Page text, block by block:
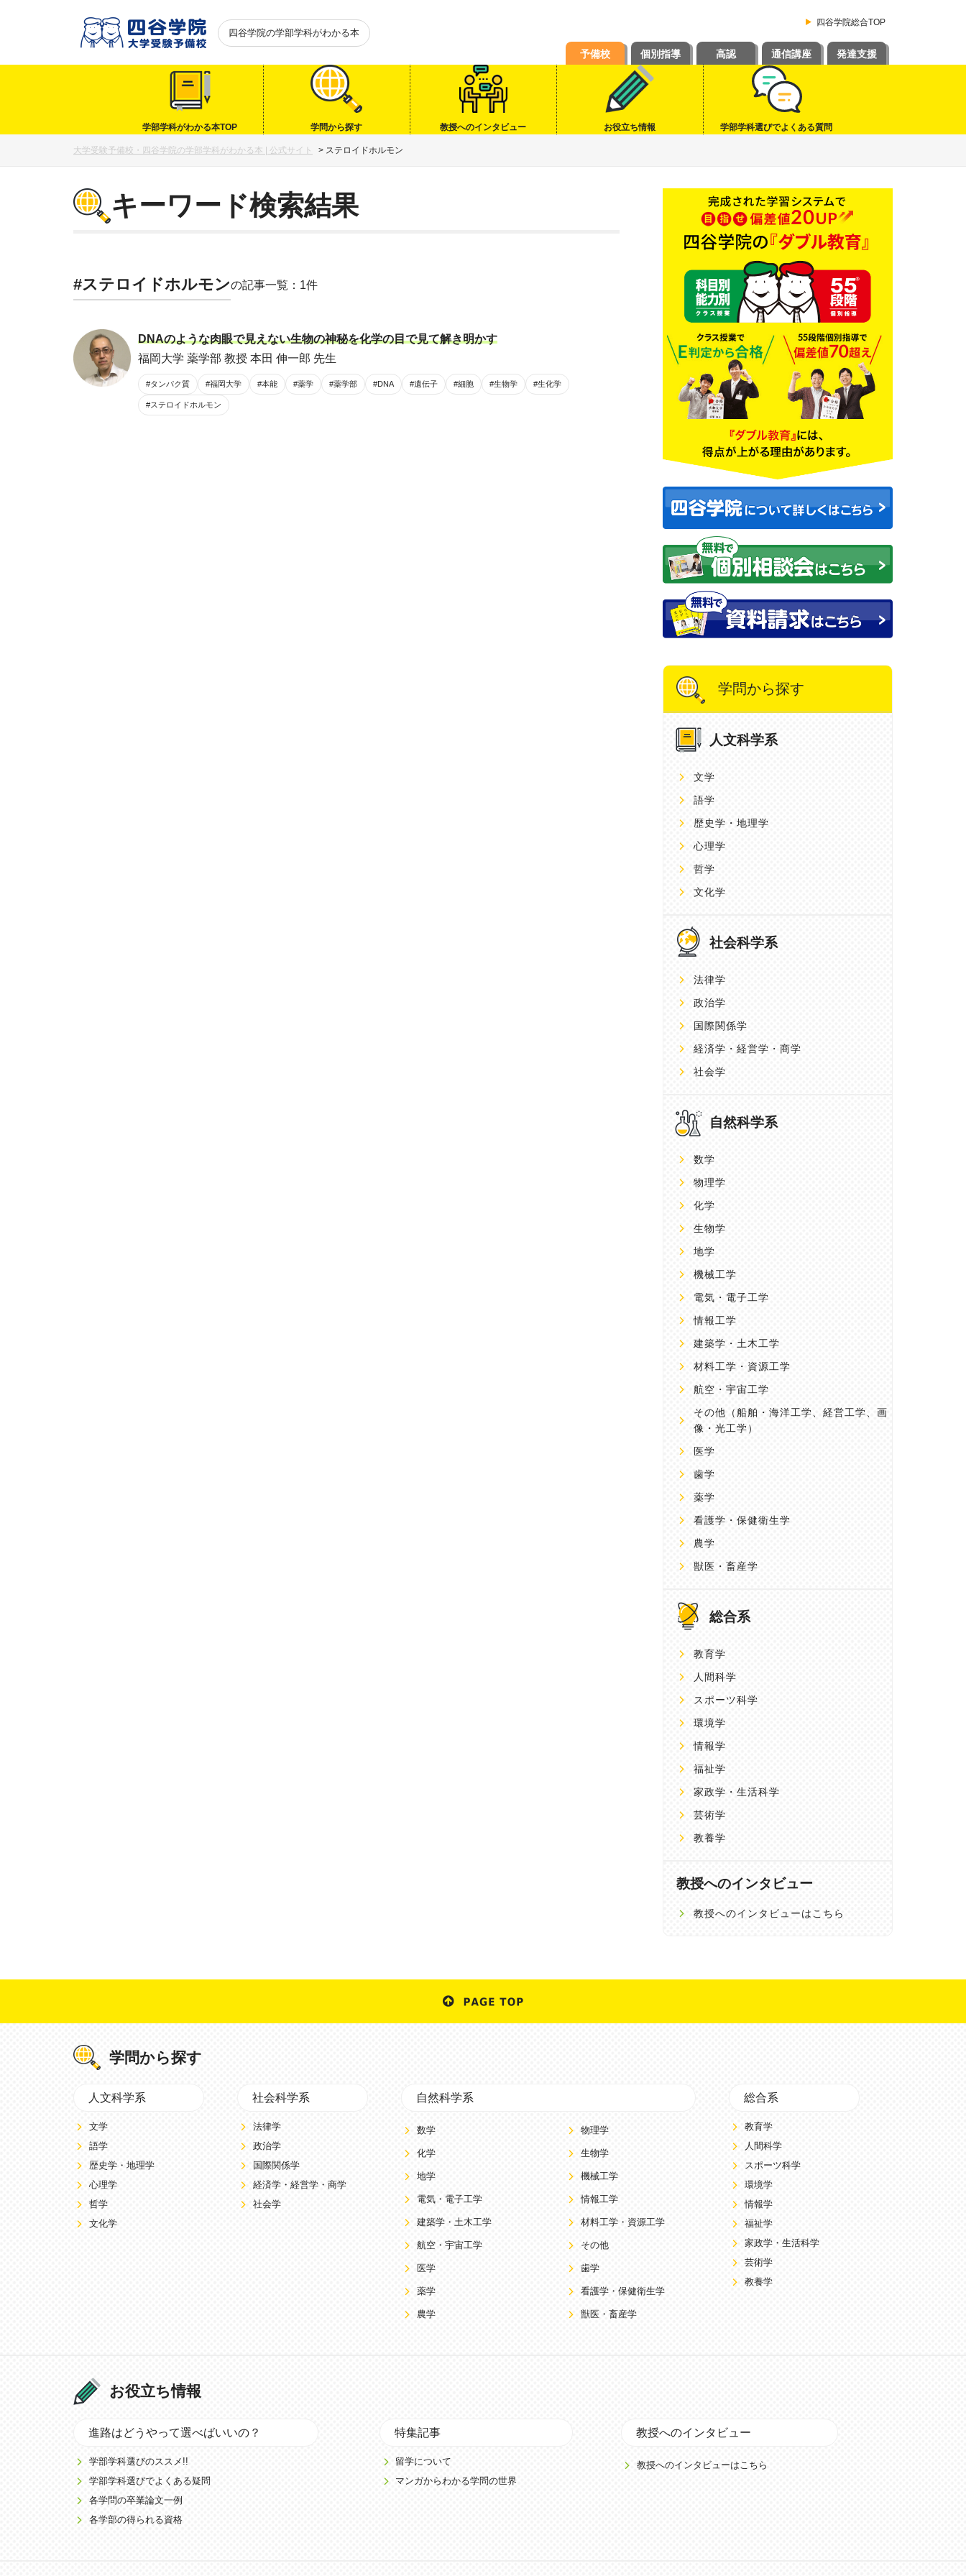
四谷学院の学部学科がわかる本
四谷学院総合TOP
予備校 個別指導 高認 通信講座 発達支援
学部学科がわかる本TOP 学問から探す 教授へのインタビュー お役立ち情報 学部学科選びでよくある質問
大学受験予備校・四谷学院の学部学科がわかる本 | 公式サイト > ステロイドホルモン
キーワード検索結果
#ステロイドホルモンの記事一覧：1件
DNAのような肉眼で見えない生物の神秘を化学の目で見て解き明かす
福岡大学 薬学部 教授 本田 伸一郎 先生
#タンパク質 #福岡大学 #本能 #薬学 #薬学部 #DNA #遺伝子 #細胞 #生物学 #生化学
#ステロイドホルモン
学問から探す
人文科学系
文学
語学
歴史学・地理学
心理学
哲学
文化学
社会科学系
法律学
政治学
国際関係学
経済学・経営学・商学
社会学
自然科学系
数学
物理学
化学
生物学
地学
機械工学
電気・電子工学
情報工学
建築学・土木工学
材料工学・資源工学
航空・宇宙工学
その他 （船舶・海洋工学、経営工学、画
像・光工学）
医学
歯学
薬学
看護学・保健衛生学
農学
獣医・畜産学
総合系
教育学
人間科学
スポーツ科学
環境学
情報学
福祉学
家政学・生活科学
芸術学
教養学
教授へのインタビュー
教授へのインタビューはこちら
学問から探す
人文科学系
文学
語学
歴史学・地理学
心理学
哲学
文化学
社会科学系
法律学
政治学
国際関係学
経済学・経営学・商学
社会学
自然科学系
数学 物理学
化学 生物学
地学 機械工学
電気・電子工学 情報工学
建築学・土木工学 材料工学・資源工学
航空・宇宙工学 その他
医学 歯学
薬学 看護学・保健衛生学
農学 獣医・畜産学
総合系
教育学
人間科学
スポーツ科学
環境学
情報学
福祉学
家政学・生活科学
芸術学
教養学
お役立ち情報
進路はどうやって選べばいいの？
学部学科選びのススメ!!
学部学科選びでよくある疑問
各学問の卒業論文一例
各学部の得られる資格
特集記事
留学について
マンガからわかる学問の世界
教授へのインタビュー
教授へのインタビューはこちら